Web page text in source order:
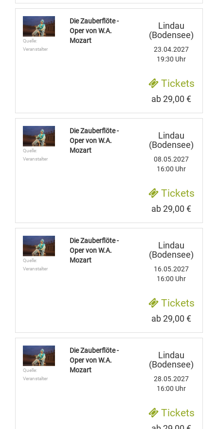
Quelle:
Veranstalter
Die Zauberflöte -
Oper von W.A.
Mozart
Lindau
(Bodensee)
23.04.2027
19:30 Uhr
Tickets
ab 29,00 €
Quelle:
Veranstalter
Die Zauberflöte -
Oper von W.A.
Mozart
Lindau
(Bodensee)
08.05.2027
16:00 Uhr
Tickets
ab 29,00 €
Quelle:
Veranstalter
Die Zauberflöte -
Oper von W.A.
Mozart
Lindau
(Bodensee)
16.05.2027
16:00 Uhr
Tickets
ab 29,00 €
Quelle:
Veranstalter
Die Zauberflöte -
Oper von W.A.
Mozart
Lindau
(Bodensee)
28.05.2027
16:00 Uhr
Tickets